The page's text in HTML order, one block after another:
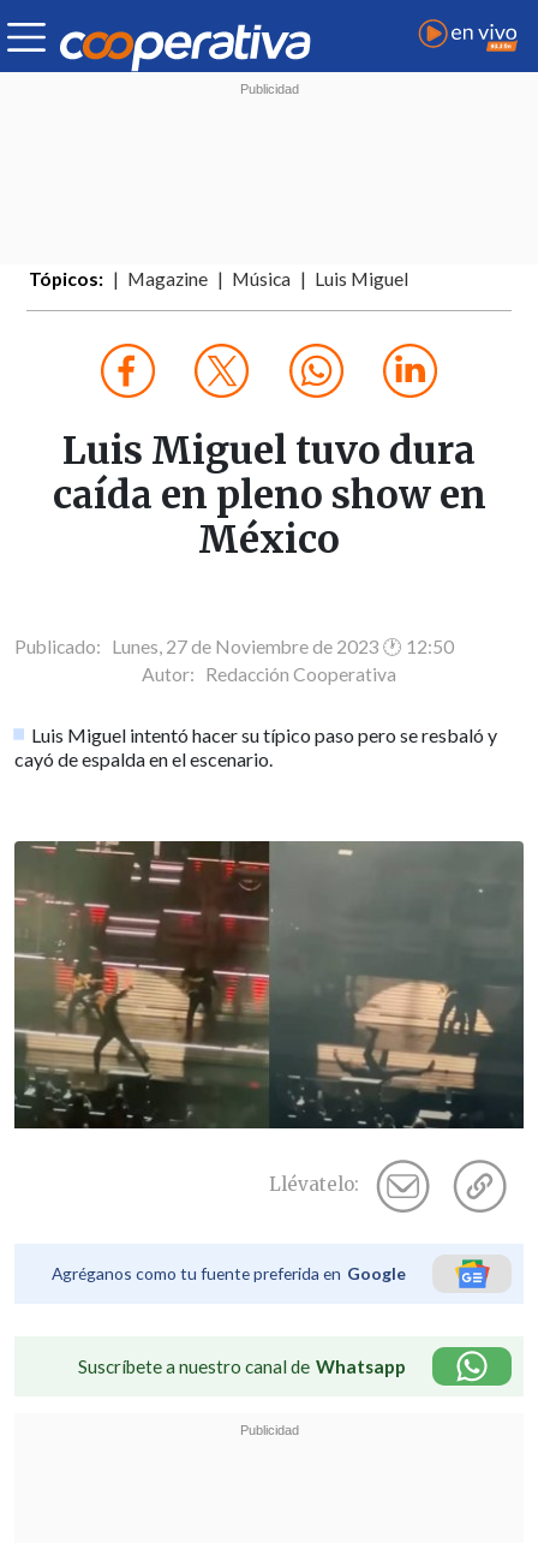
Tópicos: Magazine Música Luis Miguel
Luis Miguel tuvo dura
caída en pleno show en
México
Publicado: Lunes, 27 de Noviembre de 2023 🕐 12:50
Autor: Redacción Cooperativa
Luis Miguel intentó hacer su típico paso pero se resbaló y
cayó de espalda en el escenario.
Llévatelo:
Agréganos como tu fuente preferida en Google
Suscríbete a nuestro canal de Whatsapp